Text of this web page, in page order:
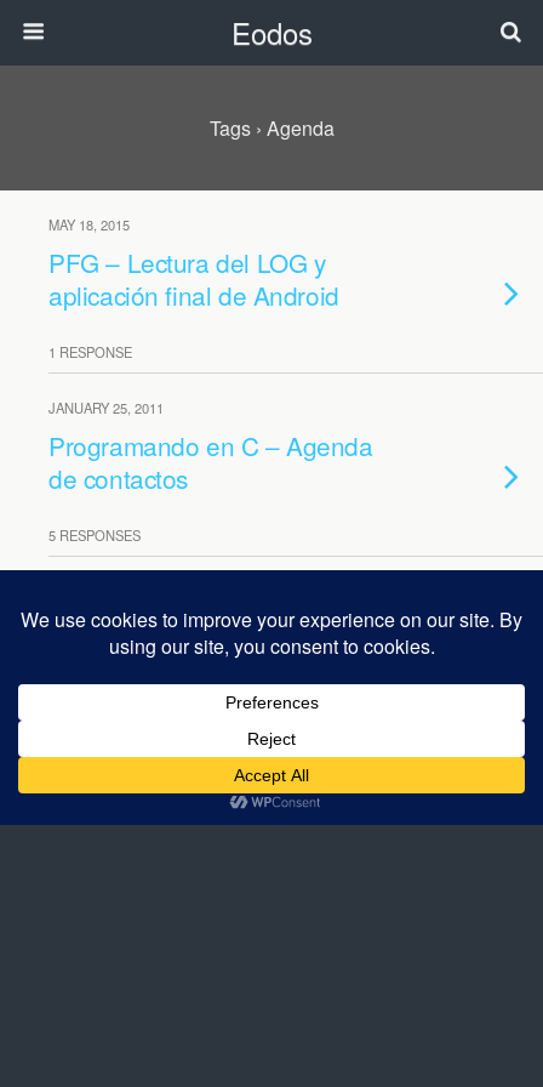
Eodos
Tags › Agenda
MAY 18, 2015
PFG – Lectura del LOG y
aplicación final de Android
1 RESPONSE
JANUARY 25, 2011
Programando en C – Agenda
de contactos
5 RESPONSES
Back to top
Mobile Desktop